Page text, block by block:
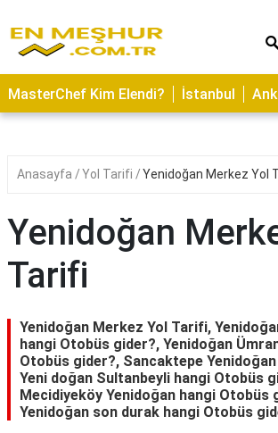
ASTROLOJİ
SAĞLIK
YERLER
BAKIMI
KAMP
ALANLARI
HAMİLELİK
MasterChef Kim Elendi? İstanbul
Anasayfa Yol Tarifi Yenidoğan Merkez Yol
Yenidoğan
Tarifi
Yenidoğan Merkez Yol Tarifi,
hangi Otobüs gider?, Yenidoğan
Otobüs gider?, Sancaktepe Yenidoğan
Yeni doğan Sultanbeyli hangi Otobüs
Mecidiyeköy Yenidoğan hangi Otobüs
Yenidoğan son durak hangi Otobüs